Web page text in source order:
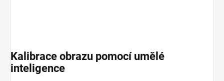
Kalibrace obrazu pomocí umělé
inteligence